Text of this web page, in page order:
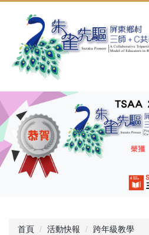
容
首頁 活動快報 跨年級教學